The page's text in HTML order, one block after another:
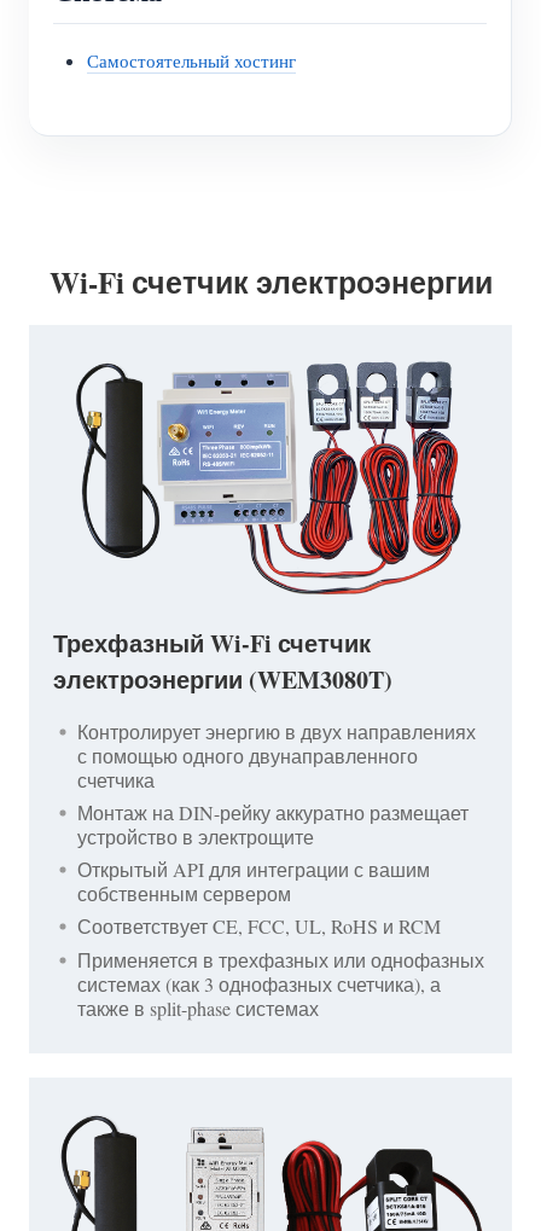
Самостоятельный хостинг
Wi-Fi счетчик электроэнергии
Трехфазный Wi-Fi счетчик
электроэнергии (WEM3080T)
Контролирует энергию в двух направлениях
с помощью одного двунаправленного
счетчика
Монтаж на DIN-рейку аккуратно размещает
устройство в электрощите
Открытый API для интеграции с вашим
собственным сервером
Соответствует CE, FCC, UL, RoHS и RCM
Применяется в трехфазных или однофазных
системах (как 3 однофазных счетчика), а
также в split-phase системах